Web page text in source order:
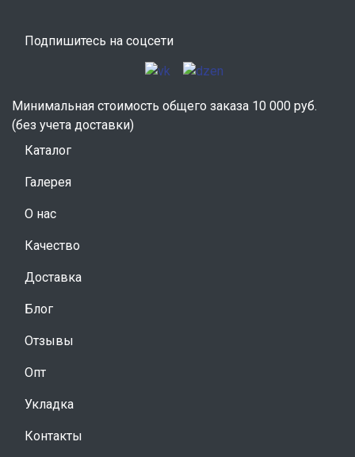
Подпишитесь на соцсети
Минимальная стоимость общего заказа 10 000 руб.
(без учета доставки)
Каталог
Галерея
О нас
Качество
Доставка
Блог
Отзывы
Опт
Укладка
Контакты